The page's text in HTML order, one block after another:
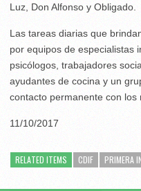
Luz, Don Alfonso y Obligado.
Las tareas diarias que
por equipos de especialistas
psicólogos, trabajadores
ayudantes de cocina y un
contacto permanente con los
11/10/2017
RELATED ITEMS CDIF PRIMERA